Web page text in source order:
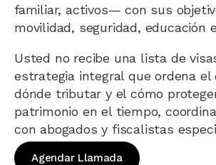
familiar, activos— con sus
movilidad, seguridad, educación
Usted no recibe una lista de
estrategia integral que ordena el
dónde tributar y el cómo
patrimonio en el tiempo,
con abogados y fiscalistas
Agendar Llamada